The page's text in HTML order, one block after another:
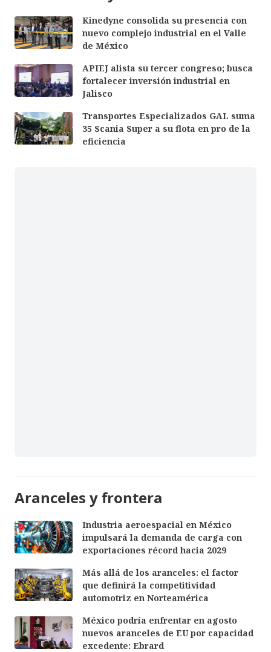
Kinedyne consolida su presencia con
nuevo complejo industrial en el Valle
de México
APIEJ alista su tercer congreso; busca
fortalecer inversión industrial en
Jalisco
Transportes Especializados GAL suma
35 Scania Super a su flota en pro de la
eficiencia
Aranceles y frontera
Industria aeroespacial en México
impulsará la demanda de carga con
exportaciones récord hacia 2029
Más allá de los aranceles: el factor
que definirá la competitividad
automotriz en Norteamérica
México podría enfrentar en agosto
nuevos aranceles de EU por capacidad
excedente: Ebrard